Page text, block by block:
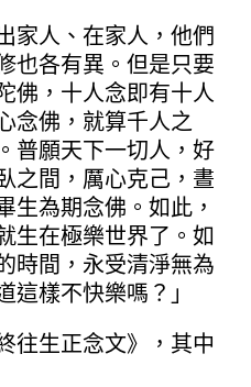
人、在家人，他們
也各有異。但是只要
佛，十人念即有十人
念佛，就算千人之
普願天下一切人，好
之間，厲心克己，晝
生為期念佛。如此，
生在極樂世界了。如
時間，永受清淨無為
這樣不快樂嗎？」
生正念文》，其中